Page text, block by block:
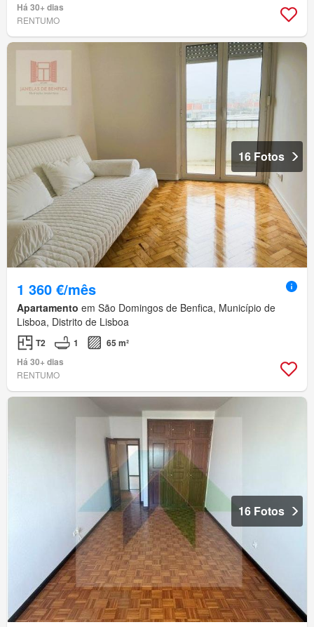
Há 30+ dias
RENTUMO
16 Fotos
1 360 €/mês
Apartamento em São Domingos de Benfica, Município de
Lisboa, Distrito de Lisboa
T2 1
65 m²
Há 30+ dias
RENTUMO
16 Fotos